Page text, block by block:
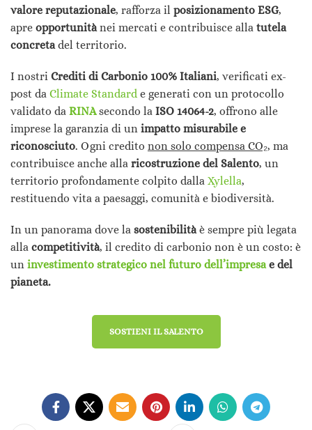
valore reputazionale, rafforza il posizionamento ESG,
apre opportunità nei mercati e contribuisce alla tutela
concreta del territorio.
I nostri Crediti di Carbonio 100% Italiani, verificati ex-
post da Climate Standard e generati con un protocollo
validato da RINAsecondo la ISO 14064-2, offrono alle
imprese la garanzia di un impatto misurabile e
riconosciuto. Ogni credito non solo compensa CO₂, ma
contribuisce anche alla ricostruzione del Salento, un
territorio profondamente colpito dalla Xylella,
restituendo vita a paesaggi, comunità e biodiversità.
In un panorama dove la sostenibilità è sempre più legata
alla competitività, il credito di carbonio non è un costo: è
un investimento strategico nel futuro dell’impresa e del
pianeta.
SOSTIENI IL SALENTO